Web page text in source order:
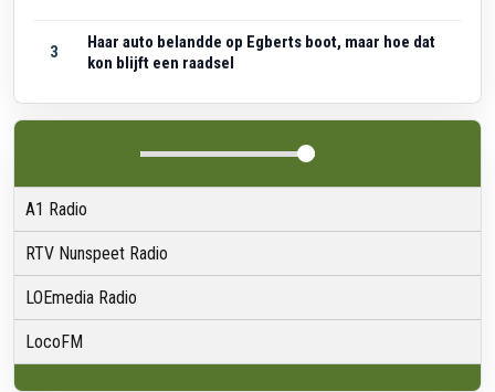
3
Haar auto belandde op Egberts boot, maar hoe dat
kon blijft een raadsel
A1 Radio
RTV Nunspeet Radio
LOEmedia Radio
LocoFM